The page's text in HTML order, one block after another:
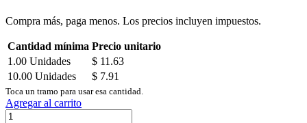
Compra más, paga menos. Los precios incluyen impuestos.
Cantidad mínima Precio unitario
1.00 Unidades $ 11.63
10.00 Unidades $ 7.91
Toca un tramo para usar esa cantidad.
Agregar al carrito